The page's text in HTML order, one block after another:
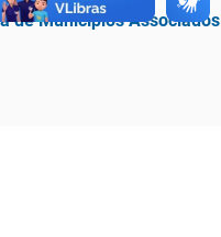
de Municípios Associados